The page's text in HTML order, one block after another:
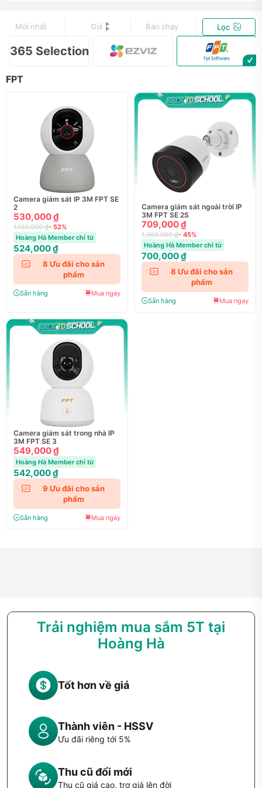
Mới nhất Giá Bán chạy Lọc
365 Selection
FPT
Camera giám sát IP 3M FPT SE
2
530,000 ₫
1,100,000 ₫- 52%
Hoàng Hà Member chỉ từ
524,000 ₫
8 Ưu đãi cho sản
phẩm
Sẵn hàng Mua ngay
Camera giám sát ngoài trời IP
3M FPT SE 2S
709,000 ₫
1,300,000 ₫- 45%
Hoàng Hà Member chỉ từ
700,000 ₫
8 Ưu đãi cho sản
phẩm
Sẵn hàng Mua ngay
Camera giám sát trong nhà IP
3M FPT SE 3
549,000 ₫
Hoàng Hà Member chỉ từ
542,000 ₫
9 Ưu đãi cho sản
phẩm
Sẵn hàng Mua ngay
Trải nghiệm mua sắm 5T tại
Hoàng Hà
Tốt hơn về giá
Thành viên - HSSV
Ưu đãi riêng tới 5%
Thu cũ đổi mới
Thu cũ giá cao, trợ giá lên đời